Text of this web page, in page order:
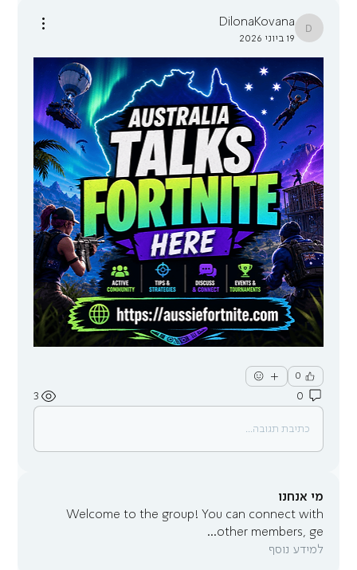
DilonaKovana
DilonaKovana
19 ביוני 2026
0
0
3
כתיבת תגובה...
מי אנחנו
Welcome to the group! You can connect with
other members, ge
...
למידע נוסף